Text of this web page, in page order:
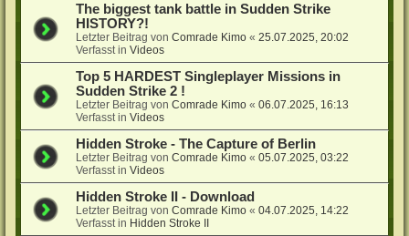
The biggest tank battle in Sudden Strike
HISTORY?!
Letzter Beitrag vonComrade Kimo «25.07.2025, 20:02
Verfasst inVideos
Top 5 HARDEST Singleplayer Missions in
Sudden Strike 2 !
Letzter Beitrag vonComrade Kimo «06.07.2025, 16:13
Verfasst inVideos
Hidden Stroke - The Capture of Berlin
Letzter Beitrag vonComrade Kimo «05.07.2025, 03:22
Verfasst inVideos
Hidden Stroke II - Download
Letzter Beitrag vonComrade Kimo «04.07.2025, 14:22
Verfasst in Hidden Stroke II